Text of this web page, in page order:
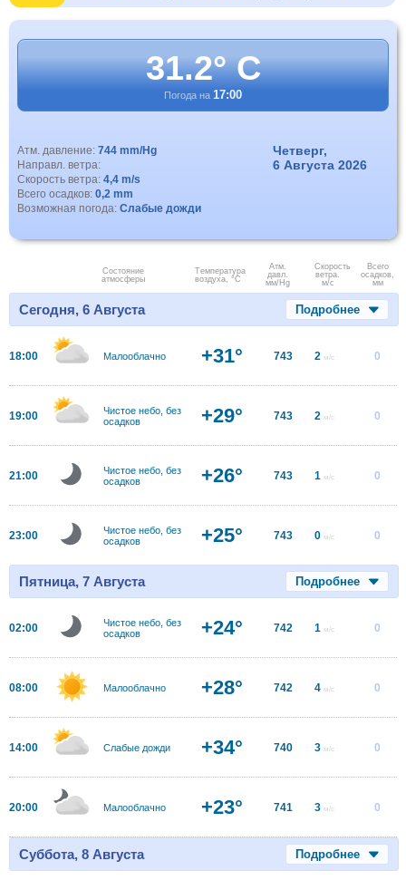
31.2° C
Погода на 17:00
Атм. давление: 744 mm/Hg
Направл. ветра:
Скорость ветра: 4,4 m/s
Всего осадков: 0,2 mm
Возможная погода: Слабые дожди
Четверг,
6 Августа 2026
Состояние
атмосферы
Температура
воздуха, °C
Атм.
давл.
мм/Hg
Скорость
ветра.
м/с
Всего
осадков,
мм
Сегодня, 6 Августа Подробнее
18:00 Малооблачно +31° 743 2 м/с 0
19:00
Чистое небо, без
осадков
+29° 743 2 м/с 0
21:00
Чистое небо, без
осадков
+26° 743 1 м/с 0
23:00
Чистое небо, без
осадков
+25° 743 0 м/с 0
Пятница, 7 Августа Подробнее
02:00
Чистое небо, без
осадков
+24° 742 1 м/с 0
08:00 Малооблачно +28° 742 4 м/с 0
14:00 Слабые дожди +34° 740 3 м/с 0
20:00 Малооблачно +23° 741 3 м/с 0
Суббота, 8 Августа Подробнее